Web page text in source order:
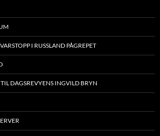
I RUSSLAND PÅGREPET
DAGSREVYENS INGVILD BRYN